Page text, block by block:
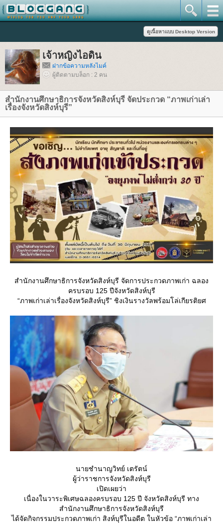
เจ้าหญิงไอดิน
ฝากข้อความหลังไมค์
ผู้ติดตามบล็อก : 2 คน
สำนักงานศึกษาธิการจังหวัดสิงห์บุรี จัดประกวด “ภาพเก่าเล่า
เรื่องจังหวัดสิงห์บุรี”
สำนักงานศึกษาธิการจังหวัดสิงห์บุรี จัดการประกวดภาพเก่า ฉลอง
ครบรอบ 125 ปีจังหวัดสิงห์บุรี
“ภาพเก่าเล่าเรื่องจังหวัดสิงห์บุรี” ชิงเงินรางวัลพร้อมโล่เกียรติยศ
นายชำนาญวิทย์ เตรัตน์
ผู้ว่าราชการจังหวัดสิงห์บุรี
เปิดเผยว่า
เนื่องในวาระพิเศษฉลองครบรอบ 125 ปี จังหวัดสิงห์บุรี ทาง
สำนักงานศึกษาธิการจังหวัดสิงห์บุรี
ได้จัดกิจกรรมประกวดภาพเก่า สิงห์บุรีในอดีต ในหัวข้อ “ภาพเก่าเล่า